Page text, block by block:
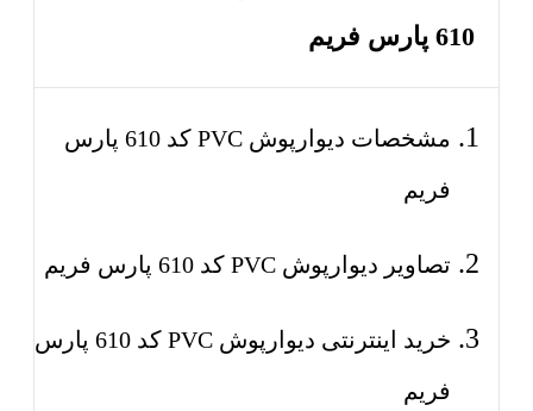
610 پارس فریم
مشخصات دیوارپوش PVC کد 610 پارس
فریم
تصاویر دیوارپوش PVC کد 610 پارس فریم
خرید اینترنتی دیوارپوش PVC کد 610 پارس
فریم